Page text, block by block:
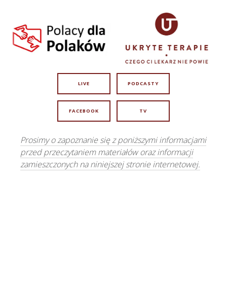
LIVE PODCASTY
FACEBOOK TV
Prosimy o zapoznanie się z poniższymi informacjami
przed przeczytaniem materiałów oraz informacji
zamieszczonych na niniejszej stronie internetowej.